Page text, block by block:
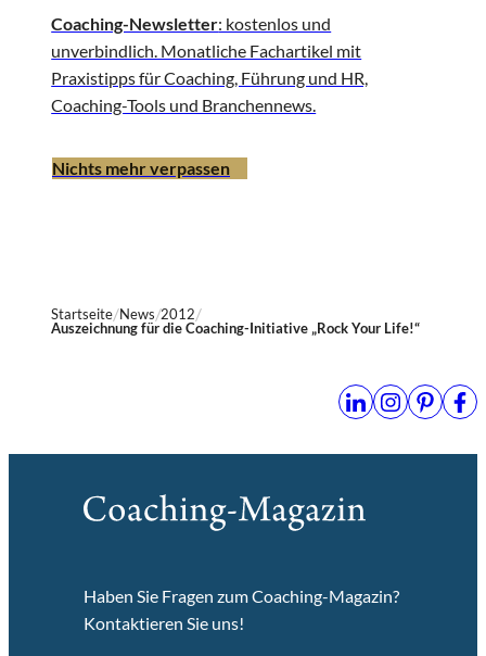
Coaching-Newsletter: kostenlos und
unverbindlich. Monatliche Fachartikel mit
Praxistipps für Coaching, Führung und HR,
Coaching-Tools und Branchennews.
Nichts mehr verpassen
Startseite News 2012
Auszeichnung für die Coaching-Initiative „Rock Your Life!“
Haben Sie Fragen zum Coaching-Magazin?
Kontaktieren Sie uns!